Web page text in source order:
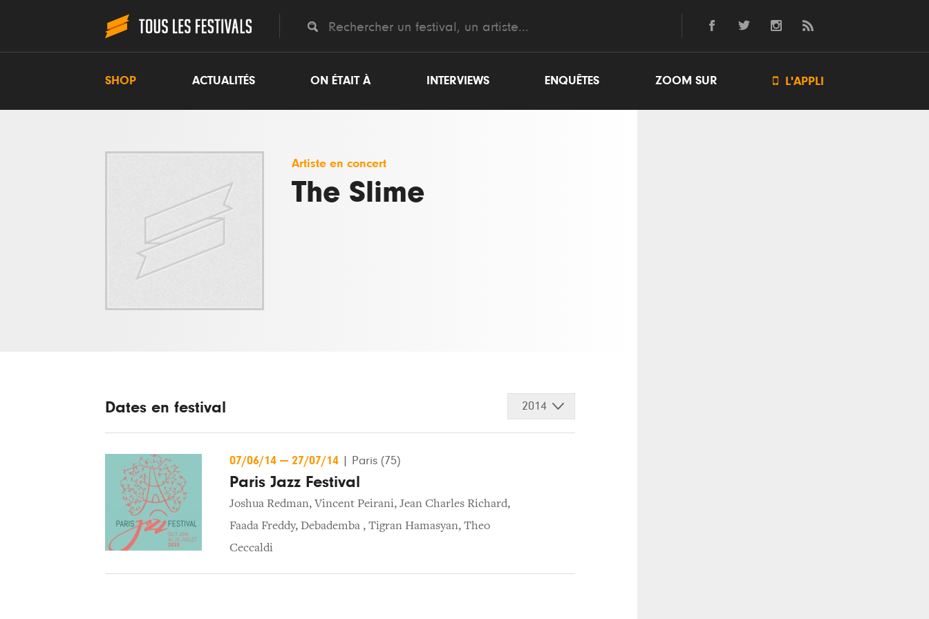
SHOP ACTUALITÉS ON ÉTAIT À INTERVIEWS ENQUÊTES ZOOM SUR  L'APPLI
Artiste en concert
The Slime
Dates en festival 2014
07/06/14 — 27/07/14 Paris (75)
Paris Jazz Festival
Joshua Redman,Vincent Peirani, Jean Charles Richard,
Faada Freddy, Debademba , Tigran Hamasyan, Theo
Ceccaldi